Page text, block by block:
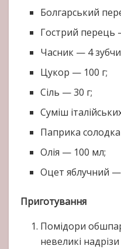
Болгарський
Гострий перець
Часник — 4
Цукор — 100 г;
Сіль — 30 г;
Суміш
Паприка
Олія — 100 мл;
Оцет яблучний
Приготування
Помідори
невеликі